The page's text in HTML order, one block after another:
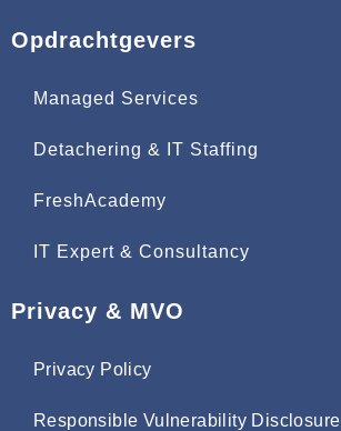
Opdrachtgevers
Managed Services
Detachering & IT Staffing
FreshAcademy
IT Expert & Consultancy
Privacy & MVO
Privacy Policy
Responsible Vulnerability Disclosure